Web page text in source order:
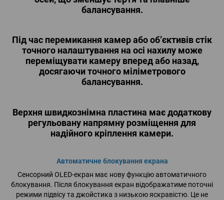
балансування.
Під час перемикання камер або об’єктивів стік
точного налаштування на осі нахилу може
переміщувати камеру вперед або назад,
досягаючи точного міліметрового
балансування.
Верхня швидкознімна пластина має додаткову
регульовану напрямну розміщення для
надійного кріплення камери.
Автоматичне блокування екрана
‌Сенсорний OLED-екран має нову функцію автоматичного
блокування. Після блокування екран відображатиме поточні
режими підвісу та джойстика з низькою яскравістю. Це не